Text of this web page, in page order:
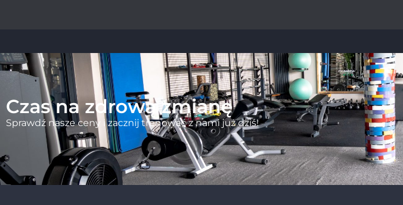
Czas na zdrową zmianę
Sprawdź nasze ceny i zacznij trenować z nami już dziś!